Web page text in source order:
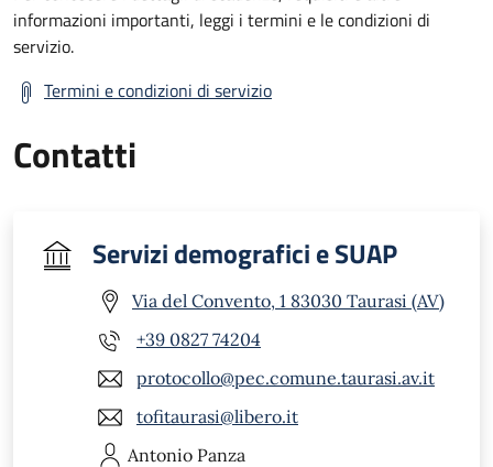
informazioni importanti, leggi i termini e le condizioni di
servizio.
Termini e condizioni di servizio
Contatti
Servizi demografici e SUAP
Via del Convento, 1 83030 Taurasi (AV)
+39 0827 74204
protocollo@pec.comune.taurasi.av.it
tofitaurasi@libero.it
Antonio Panza